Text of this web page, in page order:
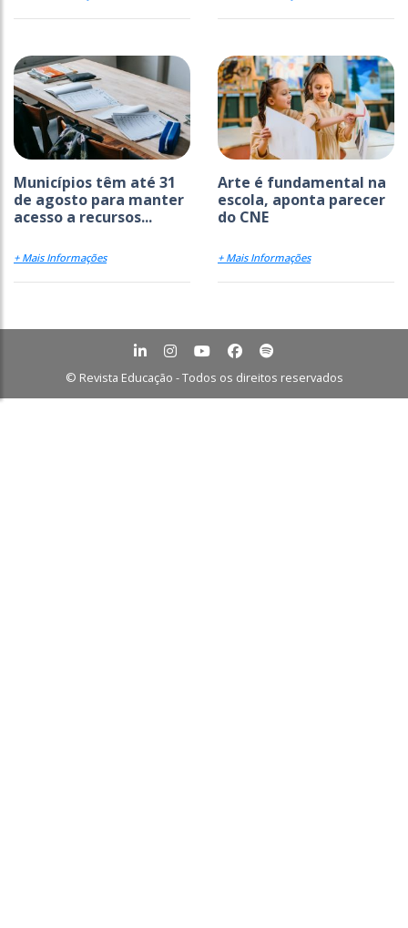
Municípios têm até 31
de agosto para manter
acesso a recursos...
+ Mais Informações
Arte é fundamental na
escola, aponta parecer
do CNE
+ Mais Informações
© Revista Educação - Todos os direitos reservados